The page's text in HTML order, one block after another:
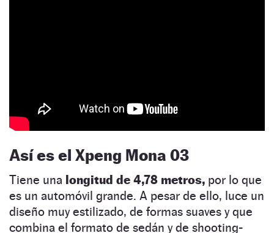
Así es el Xpeng Mona 03
Tiene una longitud de 4,78 metros, por lo que
es un automóvil grande. A pesar de ello, luce un
diseño muy estilizado, de formas suaves y que
combina el formato de sedán y de shooting-